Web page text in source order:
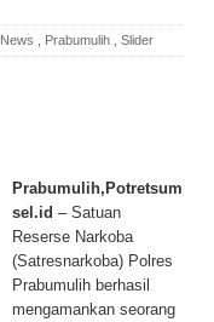
News , Prabumulih , Slider
Prabumulih,Potretsum
sel.id – Satuan
Reserse Narkoba
(Satresnarkoba) Polres
Prabumulih berhasil
mengamankan seorang